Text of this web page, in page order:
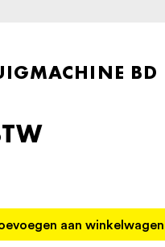
BD
aan winkelwagen